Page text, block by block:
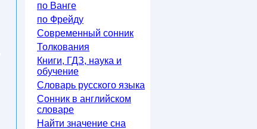
по Ванге
по Фрейду
Современный сонник
Толкования
Книги, ГДЗ, наука и
обучение
Словарь русского языка
Сонник в английском
словаре
Найти значение сна